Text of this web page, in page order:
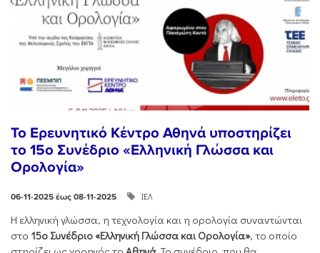
Το Ερευνητικό Κέντρο Αθηνά υποστηρίζει
το 15ο Συνέδριο «Ελληνική Γλώσσα και
Ορολογία»
06-11-2025 έως 08-11-2025 ΙΕΛ
Η ελληνική γλώσσα, η τεχνολογία και η ορολογία συναντώνται
στο 15ο Συνέδριο «Ελληνική Γλώσσα και Ορολογία», το οποίο